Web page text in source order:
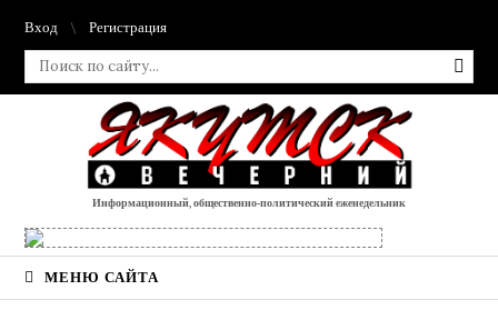
Вход Регистрация
Информационный, общественно-политический еженедельник
МЕНЮ САЙТА